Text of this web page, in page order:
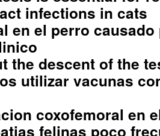
infections in cats
en el perro
the descent of the
utilizar vacunas
coxofemoral en
felinas poco